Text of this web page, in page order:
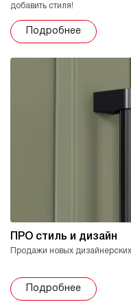
добавить стиля!
Подробнее
ПРО стиль и дизайн
Продажи новых
Подробнее